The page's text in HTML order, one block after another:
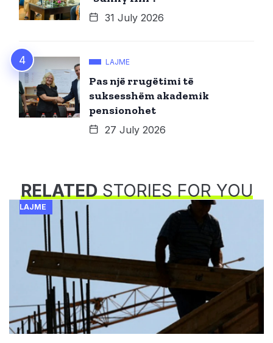
31 July 2026
LAJME
Pas një rrugëtimi të
suksesshëm akademik
pensionohet
27 July 2026
RELATEDSTORIES FOR YOU
LAJME